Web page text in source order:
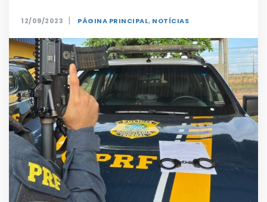
12/09/2023 | PÁGINA PRINCIPAL, NOTÍCIAS